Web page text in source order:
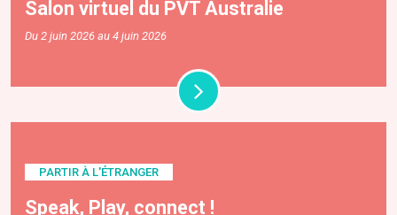
Salon virtuel du PVT Australie
Du 2 juin 2026 au 4 juin 2026
PARTIR À L'ÉTRANGER
Speak, Play, connect !